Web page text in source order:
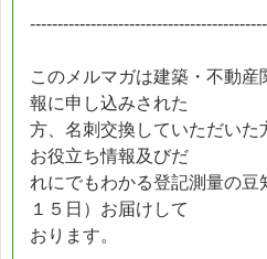
このメルマガは建築・不動
報に申し込みされた
方、名刺交換していただいた
お役立ち情報及びだ
れにでもわかる登記測量の豆
１５日）お届けして
おります。